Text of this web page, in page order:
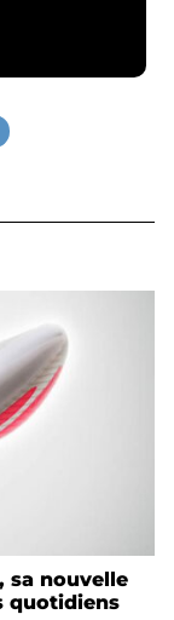
sa nouvelle
quotidiens